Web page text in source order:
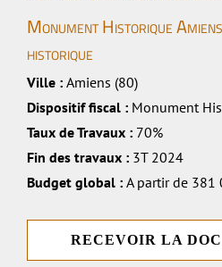
Monument Historique
historique
Ville : Amiens (80)
Dispositif fiscal : Monument
Taux de Travaux : 70%
Fin des travaux : 3T 2024
Budget global : A partir de 381
RECEVOIR LA